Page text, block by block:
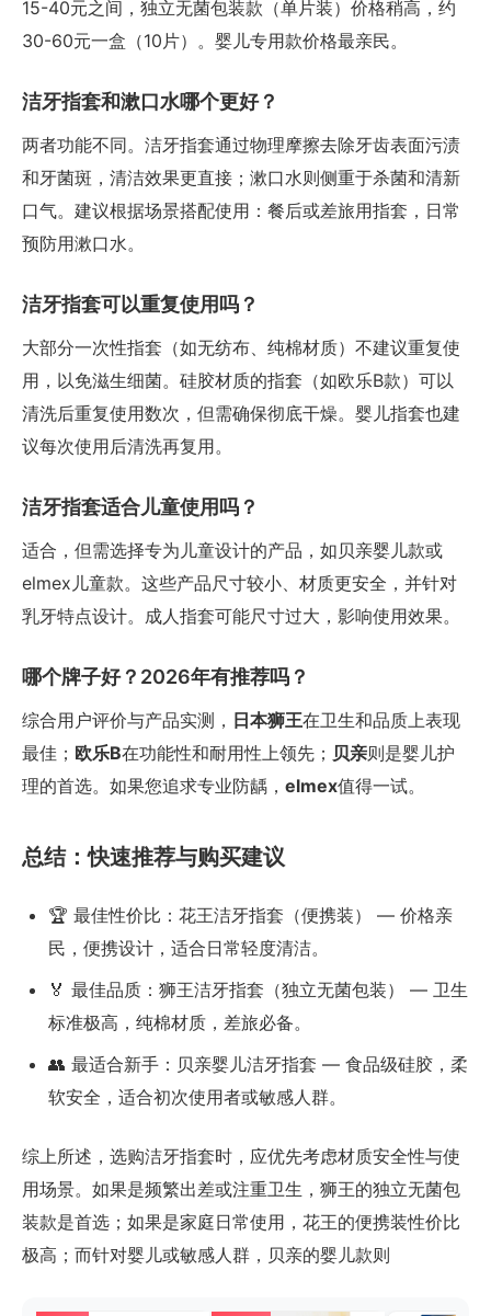
15-40元之间，独立无菌包装款（单片装）价格稍高，约
30-60元一盒（10片）。婴儿专用款价格最亲民。
洁牙指套和漱口水哪个更好？
两者功能不同。洁牙指套通过物理摩擦去除牙齿表面污渍
和牙菌斑，清洁效果更直接；漱口水则侧重于杀菌和清新
口气。建议根据场景搭配使用：餐后或差旅用指套，日常
预防用漱口水。
洁牙指套可以重复使用吗？
大部分一次性指套（如无纺布、纯棉材质）不建议重复使
用，以免滋生细菌。硅胶材质的指套（如欧乐B款）可以
清洗后重复使用数次，但需确保彻底干燥。婴儿指套也建
议每次使用后清洗再复用。
洁牙指套适合儿童使用吗？
适合，但需选择专为儿童设计的产品，如贝亲婴儿款或
elmex儿童款。这些产品尺寸较小、材质更安全，并针对
乳牙特点设计。成人指套可能尺寸过大，影响使用效果。
哪个牌子好？2026年有推荐吗？
综合用户评价与产品实测， 日本狮王在卫生和品质上表现
最佳； 欧乐B在功能性和耐用性上领先； 贝亲则是婴儿护
理的首选。如果您追求专业防龋， elmex值得一试。
总结：快速推荐与购买建议
🏆 最佳性价比：花王洁牙指套（便携装） — 价格亲
民，便携设计，适合日常轻度清洁。
🏅 最佳品质：狮王洁牙指套（独立无菌包装） — 卫生
标准极高，纯棉材质，差旅必备。
👥 最适合新手：贝亲婴儿洁牙指套 — 食品级硅胶，柔
软安全，适合初次使用者或敏感人群。
综上所述，选购洁牙指套时，应优先考虑材质安全性与使
用场景。如果是频繁出差或注重卫生，狮王的独立无菌包
装款是首选；如果是家庭日常使用，花王的便携装性价比
极高；而针对婴儿或敏感人群，贝亲的婴儿款则